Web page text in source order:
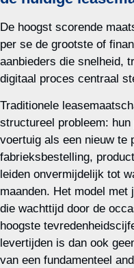
De hoogst scorende
per se de grootste of
aanbieders die snelheid,
digitaal proces centraal
Traditionele
structureel probleem:
voertuig als een nieuw te
fabrieksbestelling,
leiden onvermijdelijk tot
maanden. Het model met
die wachttijd door de
hoogste
levertijden is dan ook
van een fundamenteel